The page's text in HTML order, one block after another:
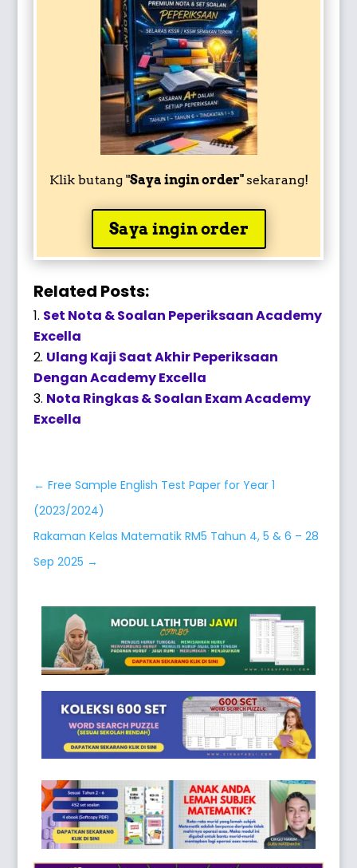
Klik butang "Saya ingin order"sekarang!
Saya ingin order
Related Posts:
Set Nota & Soalan Peperiksaan Academy
Excella
Ulang Kaji Saat Akhir Peperiksaan
Dengan Academy Excella
Nota Ringkas & Soalan Exam Academy
Excella
←Free Sample English Test Paper for Year 1
(2023/2024)
Rakaman Kelas Matematik RM5 Tahun 4, 5 & 6 – 28
Sep 2025 →